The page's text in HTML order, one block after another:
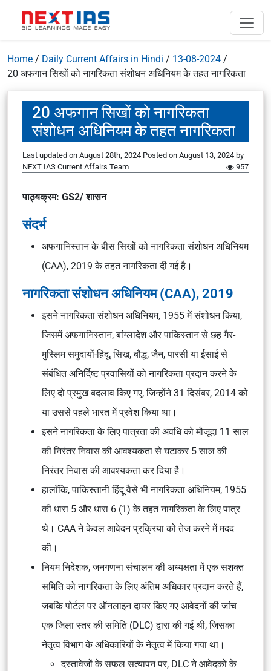
Home / Daily Current Affairs in Hindi / 13-08-2024 /
20 अफगान सिखों को नागरिकता संशोधन अधिनियम के तहत नागरिकता
20 अफगान सिखों को नागरिकता
संशोधन अधिनियम के तहत नागरिकता
Last updated on August 28th, 2024 Posted on August 13, 2024 by
NEXT IAS Current Affairs Team
957
पाठ्यक्रम: GS2/ शासन
संदर्भ
अफगानिस्तान के बीस सिखों को नागरिकता संशोधन अधिनियम
(CAA), 2019 के तहत नागरिकता दी गई है।
नागरिकता संशोधन अधिनियम (CAA), 2019
इसने नागरिकता संशोधन अधिनियम, 1955 में संशोधन किया,
जिसमें अफगानिस्तान, बांग्लादेश और पाकिस्तान से छह गैर-
मुस्लिम समुदायों-हिंदू, सिख, बौद्ध, जैन, पारसी या ईसाई से
संबंधित अनिर्दिष्ट प्रवासियों को नागरिकता प्रदान करने के
लिए दो प्रमुख बदलाव किए गए, जिन्होंने 31 दिसंबर, 2014 को
या उससे पहले भारत में प्रवेश किया था।
इसने नागरिकता के लिए पात्रता की अवधि को मौजूदा 11 साल
की निरंतर निवास की आवश्यकता से घटाकर 5 साल की
निरंतर निवास की आवश्यकता कर दिया है।
हालाँकि, पाकिस्तानी हिंदू वैसे भी नागरिकता अधिनियम, 1955
की धारा 5 और धारा 6 (1) के तहत नागरिकता के लिए पात्र
थे। CAA ने केवल आवेदन प्रक्रिया को तेज करने में मदद
की।
नियम निदेशक, जनगणना संचालन की अध्यक्षता में एक सशक्त
समिति को नागरिकता के लिए अंतिम अधिकार प्रदान करते हैं,
जबकि पोर्टल पर ऑनलाइन दायर किए गए आवेदनों की जांच
एक जिला स्तर की समिति (DLC) द्वारा की गई थी, जिसका
नेतृत्व विभाग के अधिकारियों के नेतृत्व में किया गया था।
दस्तावेजों के सफल सत्यापन पर, DLC ने आवेदकों के